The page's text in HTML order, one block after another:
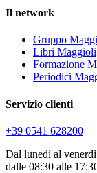
Il network
Gruppo
Libri Maggioli
Formazione
Periodici
Servizio clienti
+39 0541 628200
Dal lunedì al venerdì
dalle 08:30 alle